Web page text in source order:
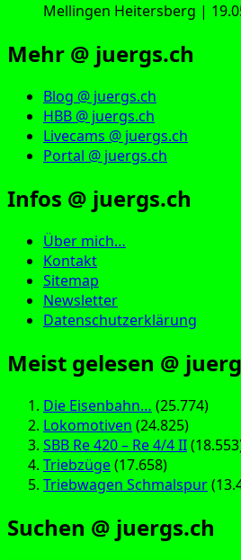
Mellingen Heitersberg |
Mehr @ juergs.ch
Blog @ juergs.ch
HBB @ juergs.ch
Livecams @ juergs.ch
Portal @ juergs.ch
Infos @ juergs.ch
Über mich…
Kontakt
Sitemap
Newsletter
Datenschutzerklärung
Meist gelesen @
Die Eisenbahn… (25.774)
Lokomotiven (24.825)
SBB Re 420 – Re 4/4 II
Triebzüge(17.658)
Triebwagen Schmalspur
Suchen @ juergs.ch